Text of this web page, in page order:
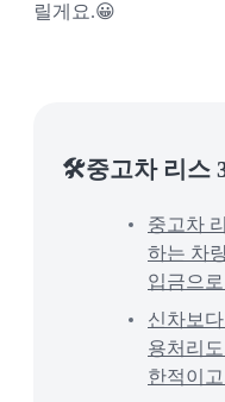
릴게요.😀
🛠중고차 리스
중고차
하는 차
입금으
신차보
용처리
한적이